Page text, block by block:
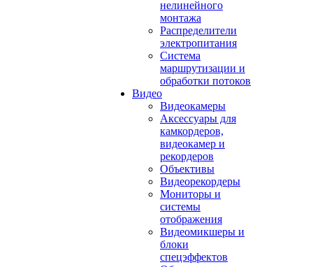
нелинейного
монтажа
Распределители
электропитания
Система
маршрутизации и
обработки потоков
Видео
Видеокамеры
Аксессуары для
камкордеров,
видеокамер и
рекордеров
Объективы
Видеорекордеры
Мониторы и
системы
отображения
Видеомикшеры и
блоки
спецэффектов